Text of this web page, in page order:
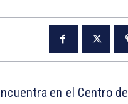
en el Centro de